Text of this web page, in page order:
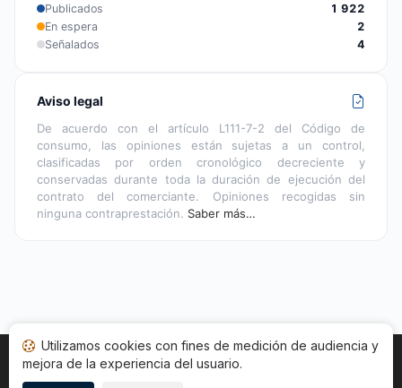
Publicados
1 922
En espera
2
Señalados
4
Aviso legal
De acuerdo con el artículo L111-7-2 del Código de
consumo, las opiniones están sujetas a un control,
clasificadas por orden cronológico decreciente y
conservadas durante toda la duración de ejecución del
contrato del comerciante. Opiniones recogidas sin
ninguna contraprestación. Saber más…
Inicio Estado opiniones Categorías
Utilizamos cookies con fines de medición de audiencia y
mejora de la experiencia del usuario.